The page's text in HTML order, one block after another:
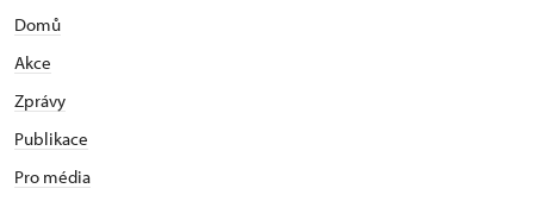
Domů
Akce
Zprávy
Publikace
Pro média